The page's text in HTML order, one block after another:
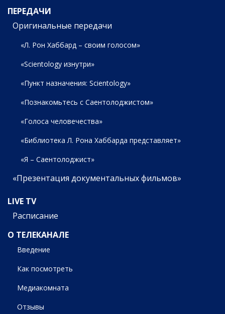
ПЕРЕДАЧИ
Оригинальные передачи
«Л. Рон Хаббард – своим голосом»
«Scientology изнутри»
«Пункт назначения: Scientology»
«Познакомьтесь с Саентолоджистом»
«Голоса человечества»
«Библиотека Л. Рона Хаббарда представляет»
«Я – Саентолоджист»
«Презентация документальных фильмов»
LIVE TV
Расписание
О ТЕЛЕКАНАЛЕ
Введение
Как посмотреть
Медиакомната
Отзывы